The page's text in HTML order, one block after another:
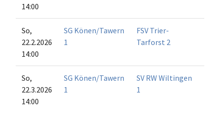
14:00
So,
22.2.2026
14:00
SG Könen/Tawern
1
FSV Trier-
Tarforst 2
So,
22.3.2026
14:00
SG Könen/Tawern
1
SV RW Wiltingen
1